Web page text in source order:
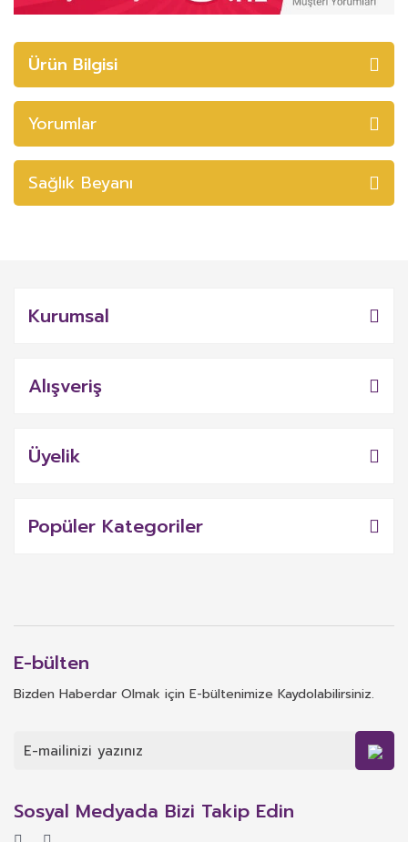
Ürün Bilgisi
Yorumlar
Sağlık Beyanı
Kurumsal
Alışveriş
Üyelik
Popüler Kategoriler
E-bülten
Bizden Haberdar Olmak için E-bültenimize Kaydolabilirsiniz.
Sosyal Medyada Bizi Takip Edin